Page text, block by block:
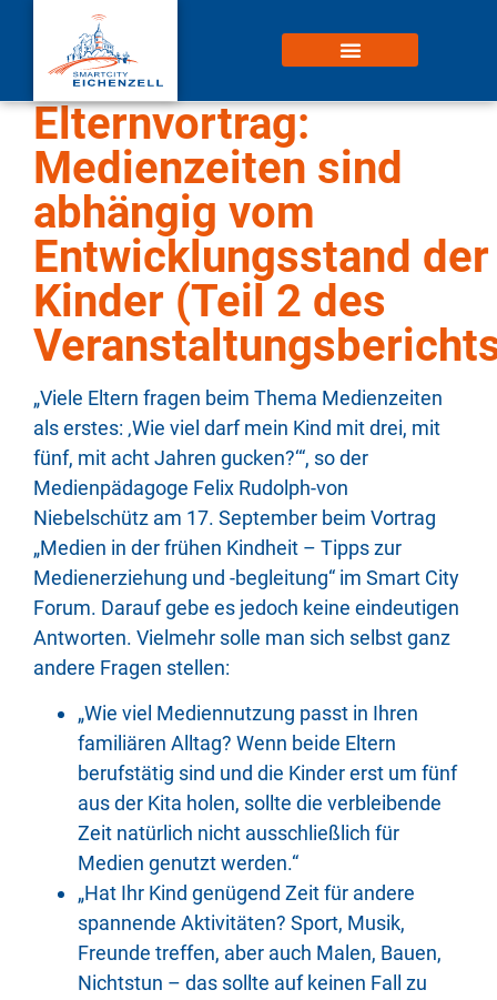
Elternvortrag:
Medienzeiten sind
abhängig vom
Entwicklungsstand der
Kinder (Teil 2 des
„Viele Eltern fragen beim Thema Medienzeiten
als erstes: ‚Wie viel darf mein Kind mit drei, mit
fünf, mit acht Jahren gucken?‘“, so der
Medienpädagoge Felix Rudolph-von
Niebelschütz am 17. September beim Vortrag
„Medien in der frühen Kindheit – Tipps zur
Medienerziehung und -begleitung“ im Smart City
Forum. Darauf gebe es jedoch keine eindeutigen
Antworten. Vielmehr solle man sich selbst ganz
andere Fragen stellen:
„Wie viel Mediennutzung passt in Ihren
familiären Alltag? Wenn beide Eltern
berufstätig sind und die Kinder erst um fünf
aus der Kita holen, sollte die verbleibende
Zeit natürlich nicht ausschließlich für
Medien genutzt werden.“
„Hat Ihr Kind genügend Zeit für andere
spannende Aktivitäten? Sport, Musik,
Freunde treffen, aber auch Malen, Bauen,
Nichtstun – das sollte auf keinen Fall zu